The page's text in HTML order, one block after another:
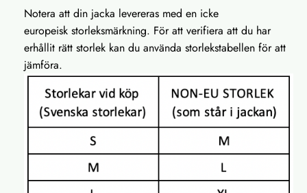
Notera att din jacka levereras med en icke
europeisk storleksmärkning. För att verifiera att du har
erhållit rätt storlek kan du använda storlekstabellen för att
jämföra.